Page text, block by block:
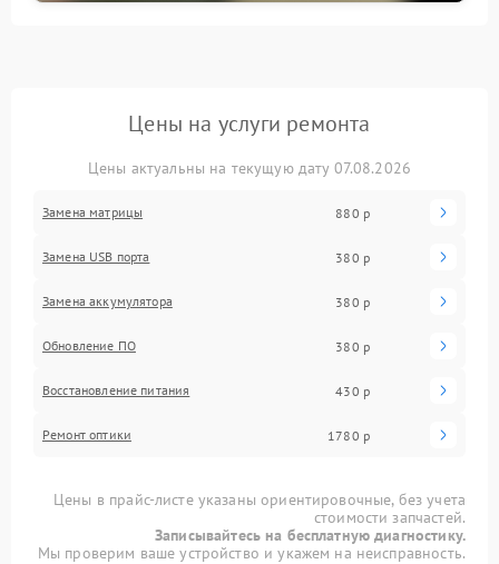
Цены на услуги ремонта
Цены актуальны на текущую дату 07.08.2026
Замена матрицы 880 р
Замена USB порта 380 р
Замена аккумулятора 380 р
Обновление ПО 380 р
Восстановление питания 430 р
Ремонт оптики 1780 р
Цены в прайс-листе указаны ориентировочные, без учета
стоимости запчастей.
Записывайтесь на бесплатную диагностику.
Мы проверим ваше устройство и укажем на неисправность.